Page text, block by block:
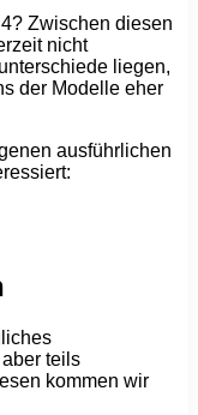
Zwischen diesen
nicht
liegen,
der Modelle eher
ausführlichen
teils
kommen wir